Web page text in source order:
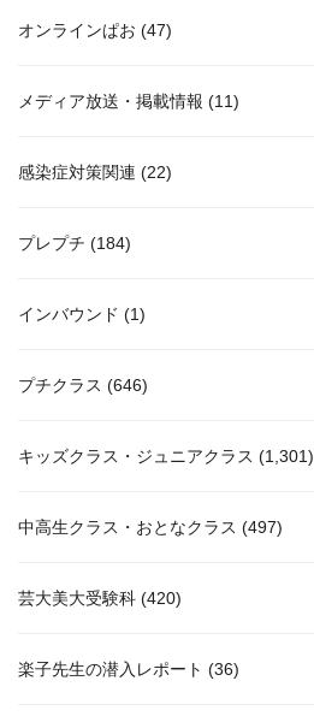
オンラインぱお (47)
メディア放送・掲載情報 (11)
感染症対策関連 (22)
プレプチ (184)
インバウンド (1)
プチクラス (646)
キッズクラス・ジュニアクラス (1,301)
中高生クラス・おとなクラス (497)
芸大美大受験科 (420)
楽子先生の潜入レポート (36)